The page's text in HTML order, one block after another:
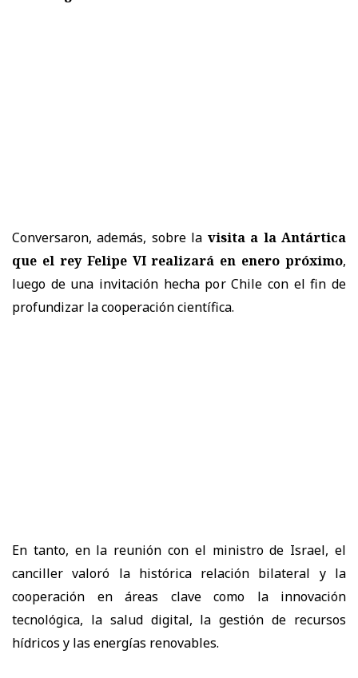
Conversaron, además, sobre la visita a la Antártica
que el rey Felipe VI realizará en enero próximo,
luego de una invitación hecha por Chile con el fin de
profundizar la cooperación científica.
En tanto, en la reunión con el ministro de Israel, el
canciller valoró la histórica relación bilateral y la
cooperación en áreas clave como la innovación
tecnológica, la salud digital, la gestión de recursos
hídricos y las energías renovables.